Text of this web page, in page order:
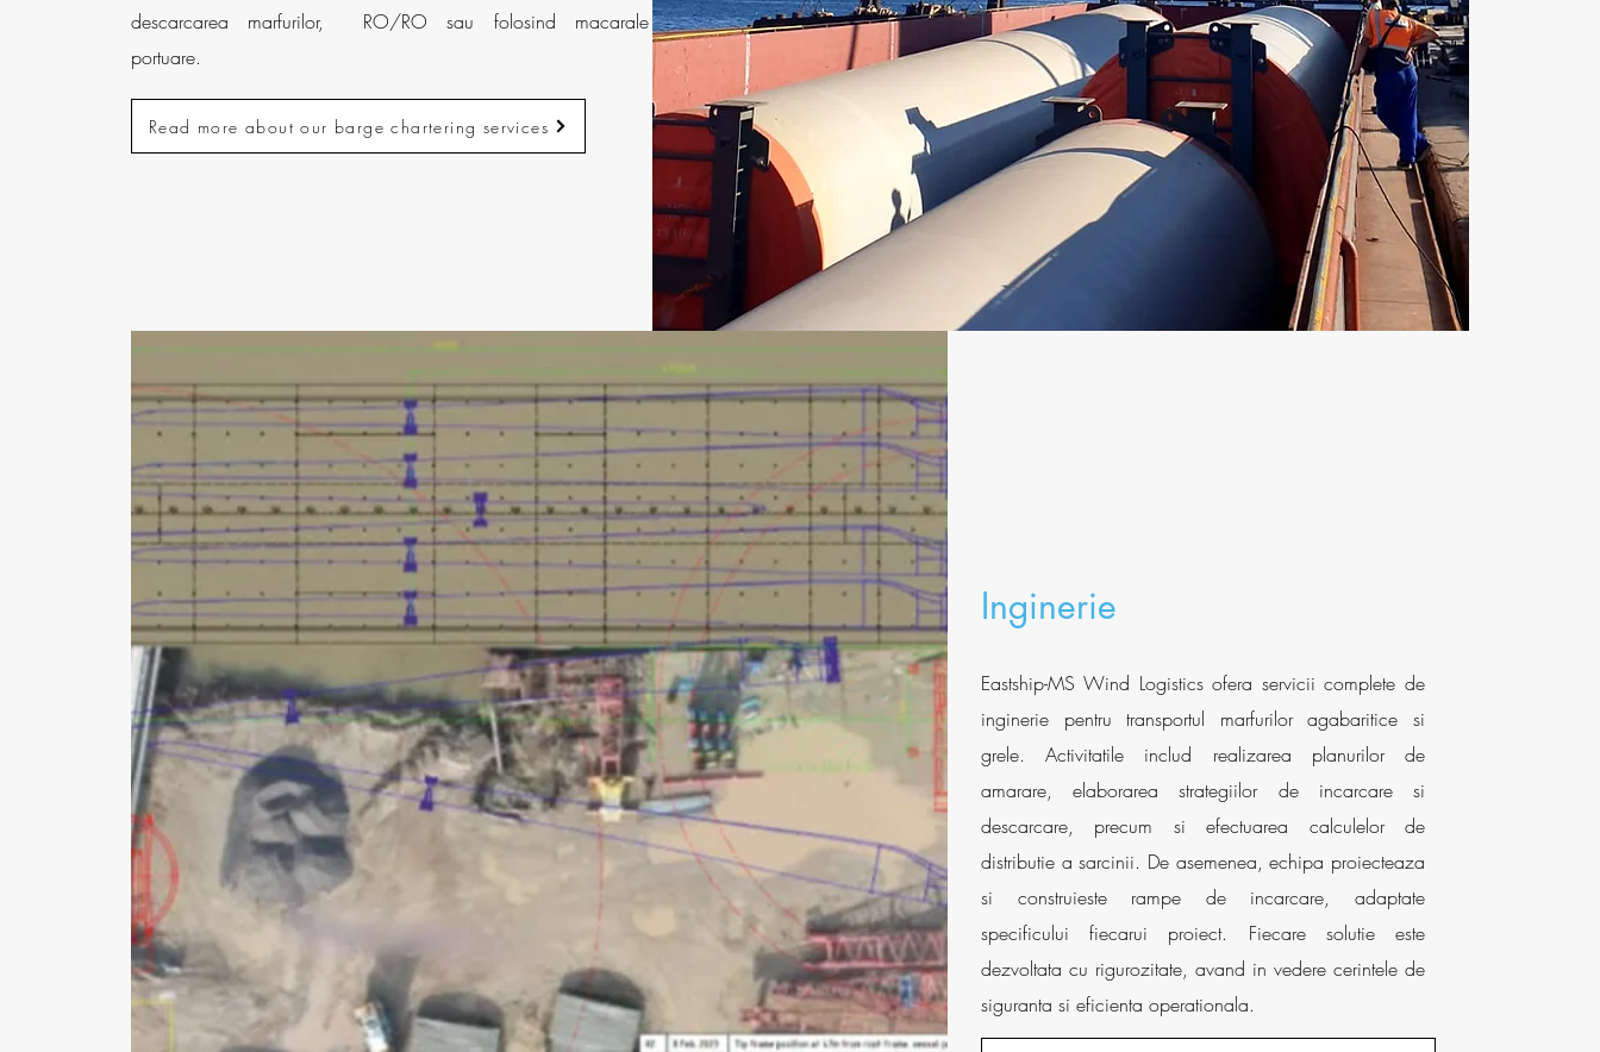
descarcarea marfurilor, RO/RO sau folosind macarale
portuare.
Read more about our barge chartering services
Inginerie
Eastship-MS Wind Logistics ofera servicii complete de
inginerie pentru transportul marfurilor agabaritice si
grele. Activitatile includ realizarea planurilor de
amarare, elaborarea strategiilor de incarcare si
descarcare, precum si efectuarea calculelor de
distributie a sarcinii. De asemenea, echipa proiecteaza
si construieste rampe de incarcare, adaptate
specificului fiecarui proiect. Fiecare solutie este
dezvoltata cu rigurozitate, avand in vedere cerintele de
siguranta si eficienta operationala.